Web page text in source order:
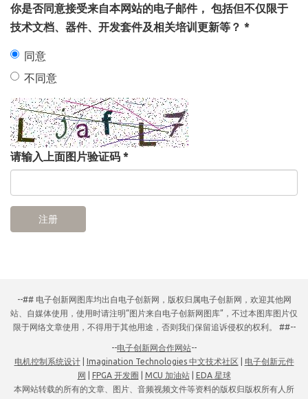
你是否同意接受来自本网站的电子邮件， 包括但不仅限于
技术文档、器件、开发套件及相关培训更新等？ *
同意
不同意
请输入上面图片验证码 *
注册
--## 电子创新网图库均出自电子创新网，版权归属电子创新网，欢迎其他网
站、自媒体使用，使用时请注明“图片来自电子创新网图库”，不过本图库图片仅
限于网络文章使用，不得用于其他用途，否则我们保留追诉侵权的权利。 ##--
--电子创新网合作网站--
电机控制系统设计| Imagination Technologies 中文技术社区
电子创新元件
网
FPGA 开发圈 MCU 加油站| EDA 星球
本网站转载的所有的文章、图片、音频视频文件等资料的版权归版权所有人所